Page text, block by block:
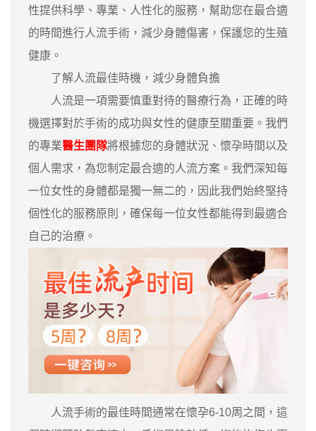
性提供科學、專業、人性化的服務，幫助您在最合適
的時間進行人流手術，減少身體傷害，保護您的生殖
健康。
了解人流最佳時機，減少身體負擔
人流是一項需要慎重對待的醫療行為，正確的時
機選擇對於手術的成功與女性的健康至關重要。我們
的專業醫生團隊將根據您的身體狀況、懷孕時間以及
個人需求，為您制定最合適的人流方案。我們深知每
一位女性的身體都是獨一無二的，因此我們始終堅持
個性化的服務原則，確保每一位女性都能得到最適合
自己的治療。
人流手術的最佳時間通常在懷孕6-10周之間，這